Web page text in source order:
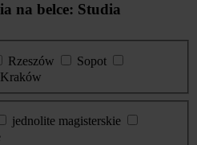
na belce: Studia
Rzeszów
Sopot
Kraków
jednolite magisterskie